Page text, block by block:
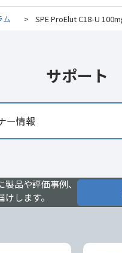
ム > SPE ProElut C18-U
サポート
ー情報
品や評価事例、
します。